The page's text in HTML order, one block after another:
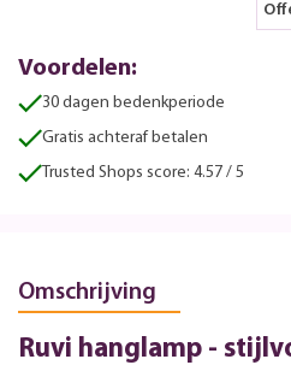
Voordelen:
30 dagen bedenkperiode
Gratis achteraf betalen
Trusted Shops score: 4.57 / 5
Omschrijving
Ruvi hanglamp -